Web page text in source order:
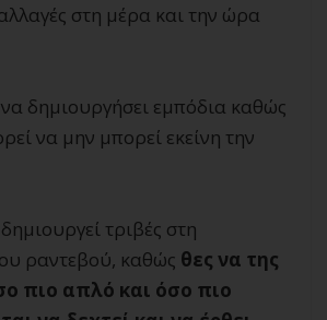
στη μέρα και την ώρα
δημιουργήσει εμπόδια καθώς
να μην μπορεί εκείνη την
τριβές στη
ραντεβού, καθώς θες να της
πιο απλό και όσο πιο